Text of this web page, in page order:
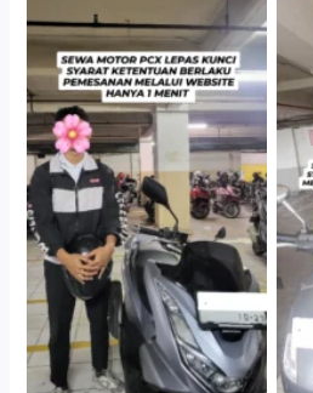
Hotel Kartika Chandra,
Jakarta Selatan